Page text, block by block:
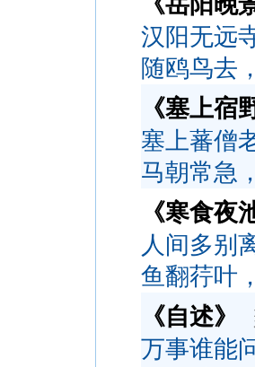
汉阳无远
随鸥鸟去
《塞上宿
塞上蕃僧
马朝常急
《寒食
人间多别
鱼翻荇叶
《自述》
万事谁能